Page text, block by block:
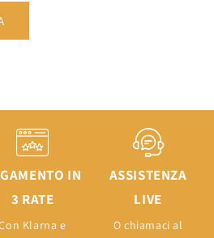
IN
3 RATE
Klarna e
ASSISTENZA
LIVE
O chiamaci al